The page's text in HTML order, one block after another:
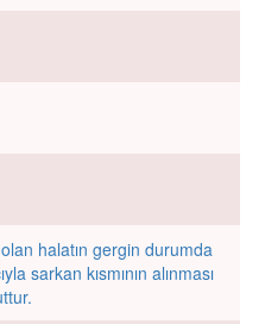
halatın gergin durumda
sarkan kısmının alınması